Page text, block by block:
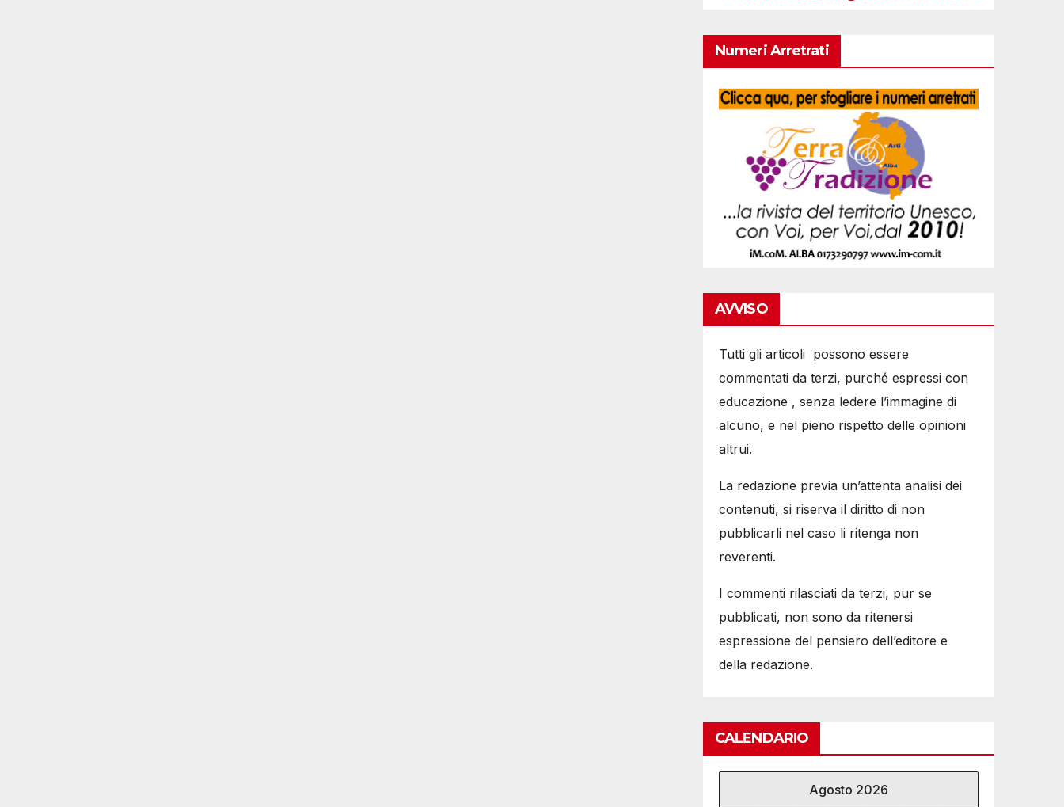
Numeri Arretrati
AVVISO
Tutti gli articoli possono essere
commentati da terzi, purché espressi con
educazione , senza ledere l’immagine di
alcuno, e nel pieno rispetto delle opinioni
altrui.
La redazione previa un’attenta analisi dei
contenuti, si riserva il diritto di non
pubblicarli nel caso li ritenga non
reverenti.
I commenti rilasciati da terzi, pur se
pubblicati, non sono da ritenersi
espressione del pensiero dell’editore e
della redazione.
CALENDARIO
Agosto 2026